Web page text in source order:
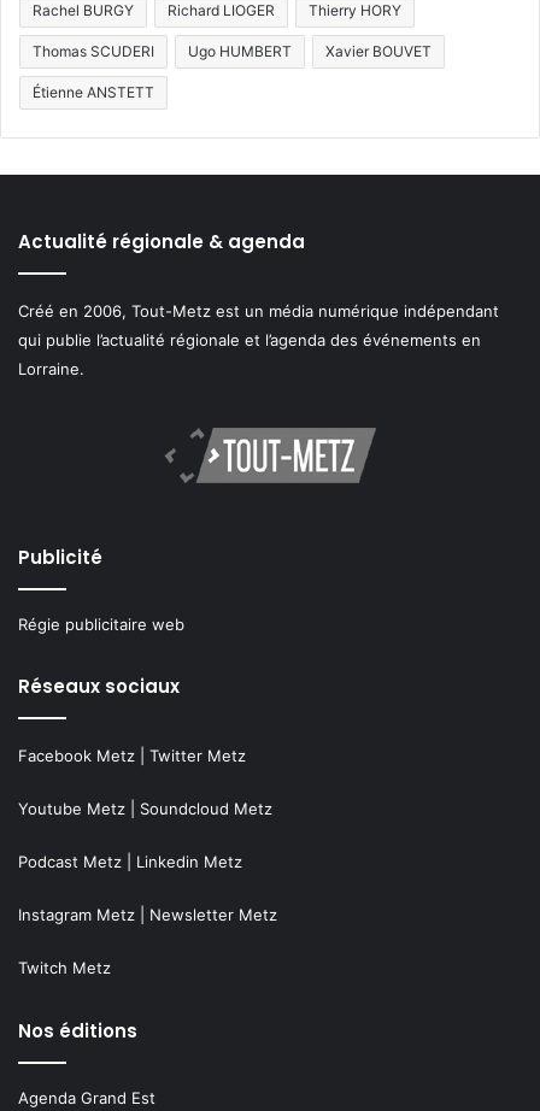
Rachel BURGY Richard LIOGER Thierry HORY
Thomas SCUDERI Ugo HUMBERT Xavier BOUVET
Étienne ANSTETT
Actualité régionale & agenda
Créé en 2006, Tout-Metz est un média numérique indépendant
qui publie l’actualité régionale et l’agenda des événements en
Lorraine.
Publicité
Régie publicitaire web
Réseaux sociaux
Facebook Metz Twitter Metz
Youtube Metz Soundcloud Metz
Podcast Metz Linkedin Metz
Instagram Metz Newsletter Metz
Twitch Metz
Nos éditions
Agenda Grand Est